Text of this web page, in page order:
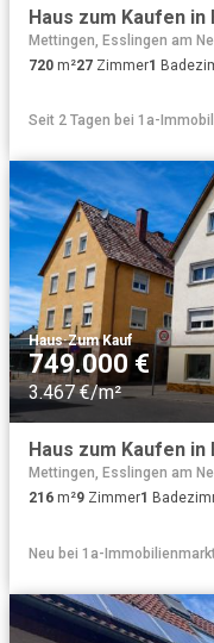
Mettingen, Esslingen am
720 m²27 Zimmer1
Seit 2 Tagen bei 1a-
Haus·Zum Kauf
749.000 €
3.467 €/m²
Mettingen, Esslingen am
216 m²9 Zimmer1
Neu bei 1a-